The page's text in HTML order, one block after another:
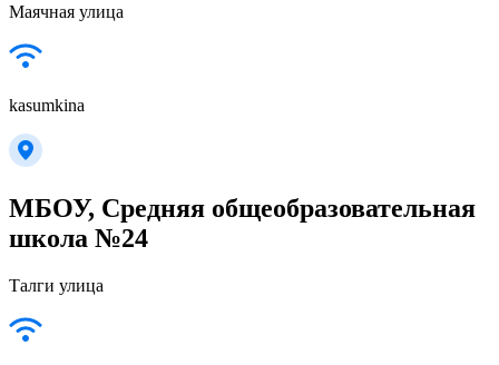
Маячная улица
kasumkina
МБОУ, Средняя общеобразовательная
школа №24
Талги улица